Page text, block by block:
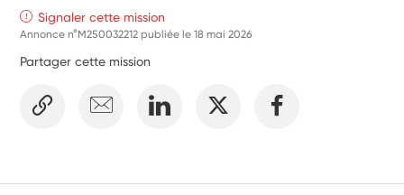
accord avec les enseignants. Participer à la gestion du jardin
potager, contribuer à la mise en place du composteur,
découverte de la nature. En fonction de ses disponibilités, les
pédagogiques, éducatives et/ou sportives (sans être
Signaler cette mission
Annonce n°M250032212 publiée le18 mai 2026
Partager cette mission